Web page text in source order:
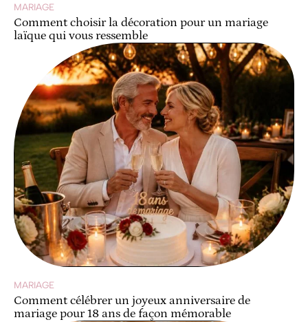
MARIAGE
Comment choisir la décoration pour un mariage
laïque qui vous ressemble
MARIAGE
Comment célébrer un joyeux anniversaire de
mariage pour 18 ans de façon mémorable